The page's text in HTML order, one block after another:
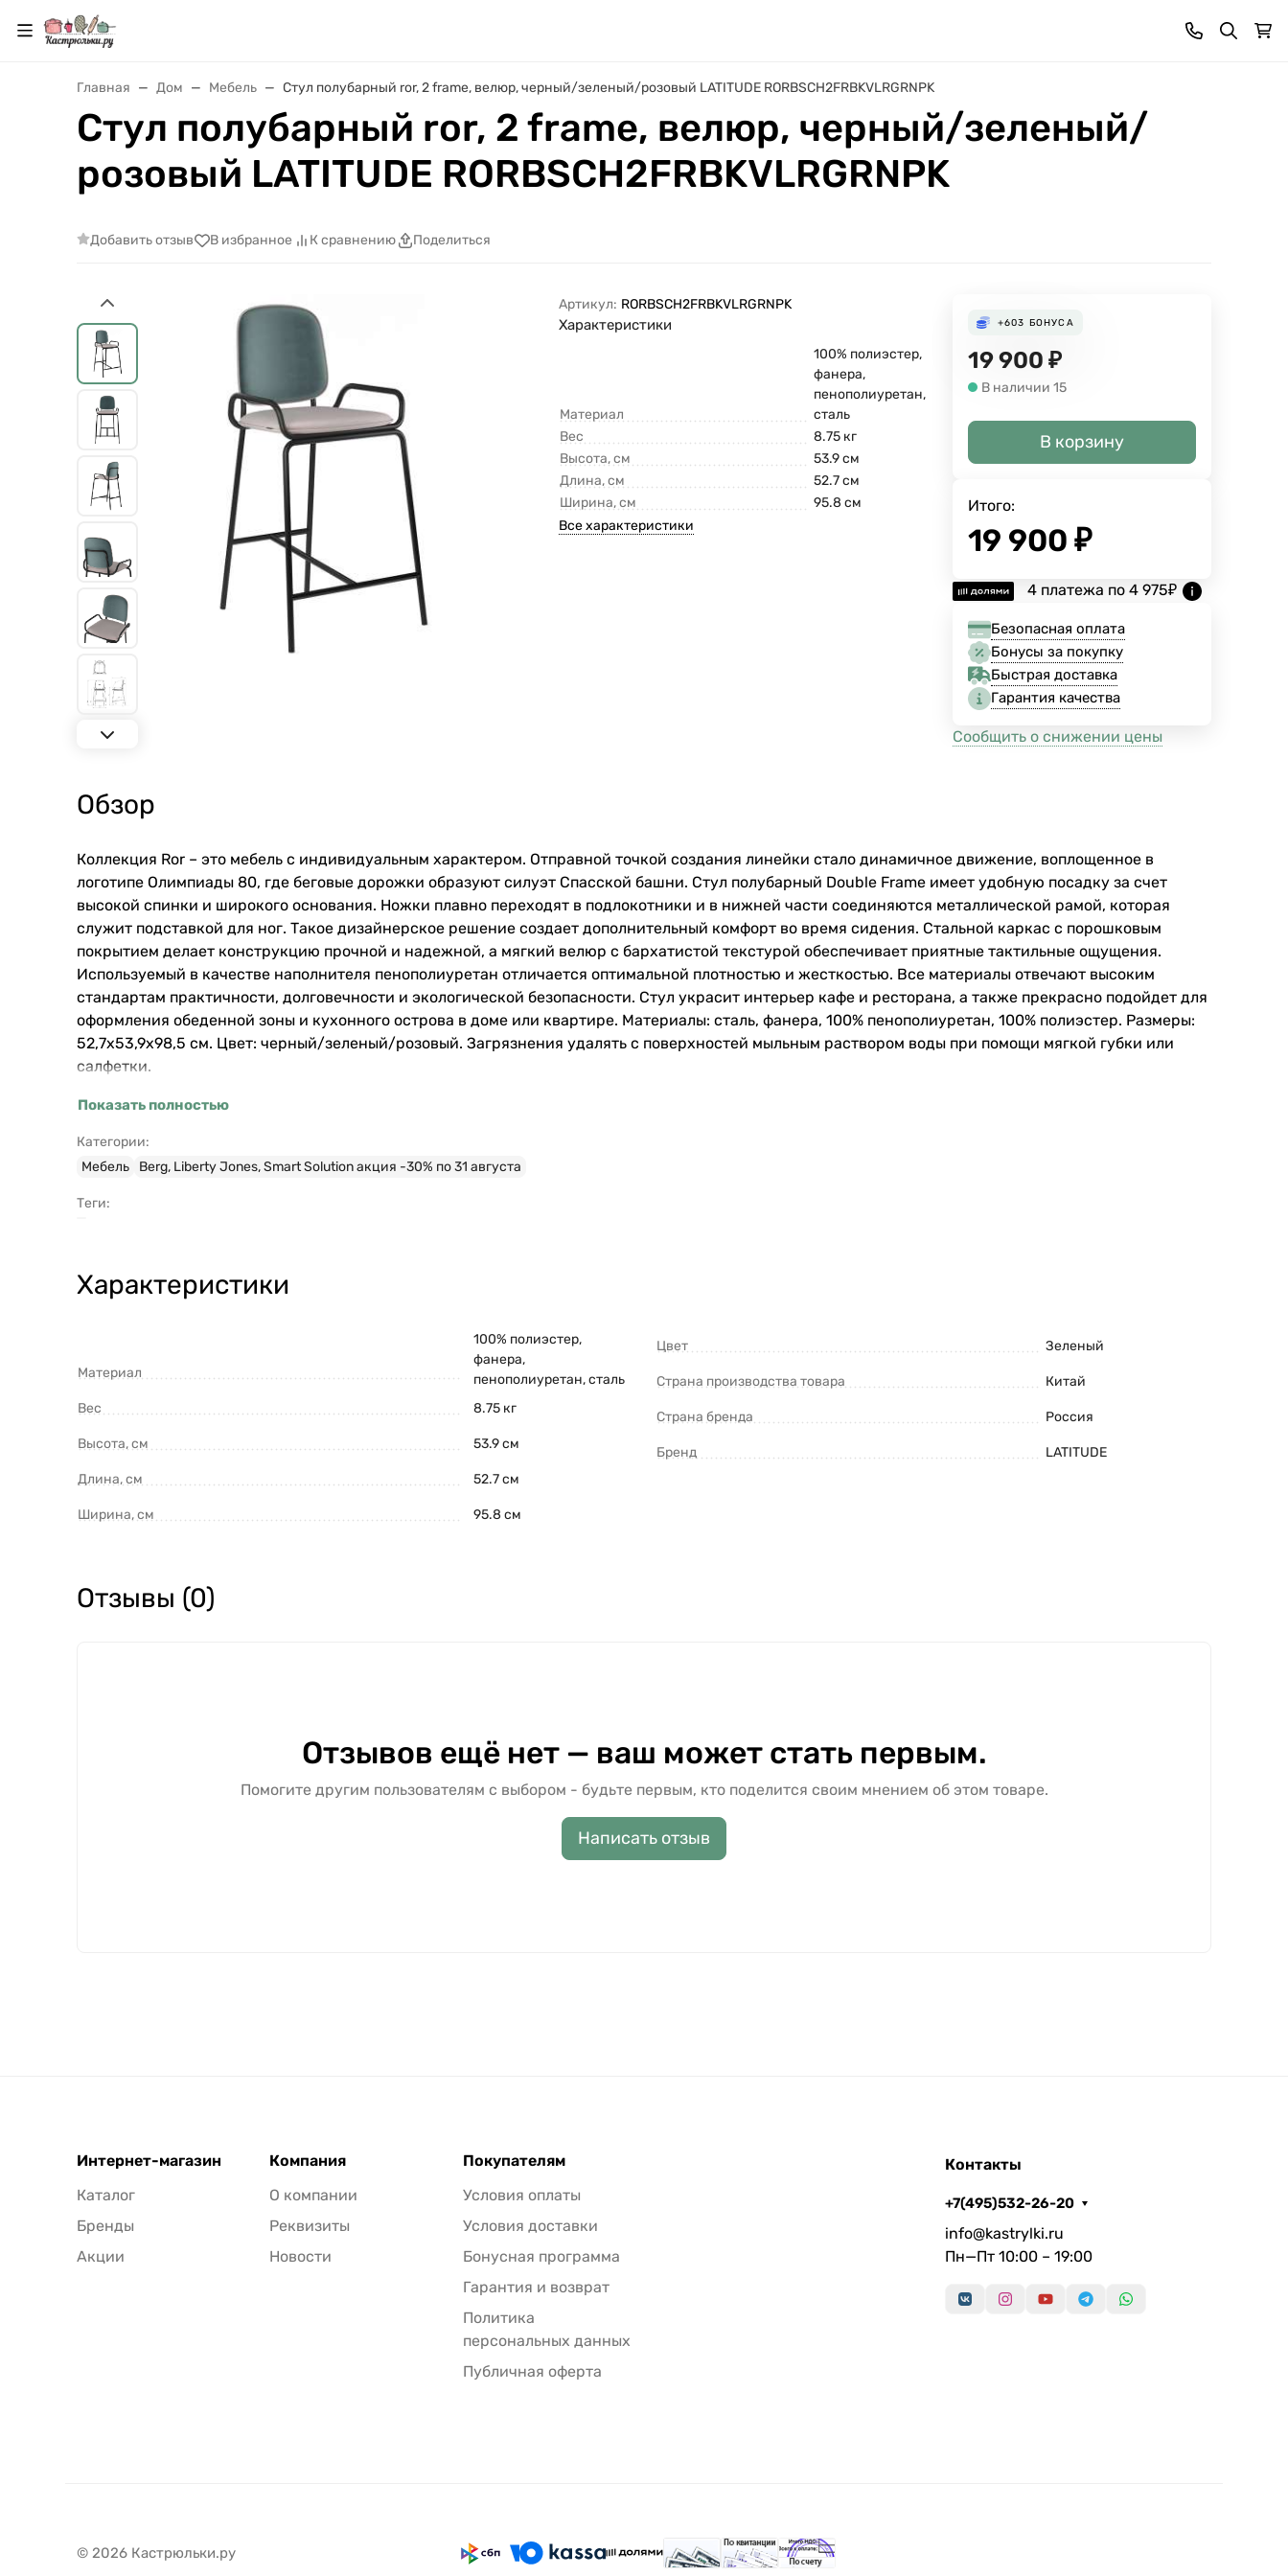
Главная Дом Мебель Стул полубарный ror, 2 frame, велюр, черный/зеленый/розовый LATITUDE RORBSCH2FRBKVLRGRNPK
Стул полубарный ror, 2 frame, велюр, черный/зеленый/
розовый LATITUDE RORBSCH2FRBKVLRGRNPK
Добавить отзыв В избранное К сравнению Поделиться
Артикул: RORBSCH2FRBKVLRGRNPK
Характеристики
Материал
100% полиэстер,
фанера,
пенополиуретан,
сталь
Вес
8.75 кг
Высота, см
53.9 см
Длина, см
52.7 см
Ширина, см
95.8 см
Все характеристики
+603 БОНУСА
19 900 ₽
В наличии 15
В корзину
Итого:
19 900 ₽
4 платежа по4 975₽
Безопасная оплата
Бонусы за покупку
Быстрая доставка
Гарантия качества
Сообщить о снижении цены
Обзор
Коллекция Ror – это мебель с индивидуальным характером. Отправной точкой создания линейки стало динамичное движение, воплощенное в
логотипе Олимпиады 80, где беговые дорожки образуют силуэт Спасской башни. Стул полубарный Double Frame имеет удобную посадку за счет
высокой спинки и широкого основания. Ножки плавно переходят в подлокотники и в нижней части соединяются металлической рамой, которая
служит подставкой для ног. Такое дизайнерское решение создает дополнительный комфорт во время сидения. Стальной каркас с порошковым
покрытием делает конструкцию прочной и надежной, а мягкий велюр с бархатистой текстурой обеспечивает приятные тактильные ощущения.
Используемый в качестве наполнителя пенополиуретан отличается оптимальной плотностью и жесткостью. Все материалы отвечают высоким
стандартам практичности, долговечности и экологической безопасности. Стул украсит интерьер кафе и ресторана, а также прекрасно подойдет для
оформления обеденной зоны и кухонного острова в доме или квартире. Материалы: сталь, фанера, 100% пенополиуретан, 100% полиэстер. Размеры:
52,7х53,9х98,5 см. Цвет: черный/зеленый/розовый. Загрязнения удалять с поверхностей мыльным раствором воды при помощи мягкой губки или
салфетки.
Показать полностью
Категории:
Мебель
Berg, Liberty Jones, Smart Solution акция -30% по 31 августа
Теги:
Характеристики
Материал
100% полиэстер,
фанера,
пенополиуретан, сталь
Вес
8.75 кг
Высота, см 53.9 см
Длина, см 52.7 см
Ширина, см 95.8 см
Цвет Зеленый
Страна производства товара Китай
Страна бренда Россия
Бренд LATITUDE
Отзывы (0)
Отзывов ещё нет — ваш может стать первым.
Помогите другим пользователям с выбором - будьте первым, кто поделится своим мнением об этом товаре.
Написать отзыв
Интернет-магазин
Каталог
Бренды
Акции
Компания
О компании
Реквизиты
Новости
Покупателям
Условия оплаты
Условия доставки
Бонусная программа
Гарантия и возврат
Политика
персональных данных
Публичная оферта
Контакты
+7(495)532-26-20
info@kastrylki.ru
Пн—Пт 10:00 – 19:00
© 2026 Кастрюльки.ру